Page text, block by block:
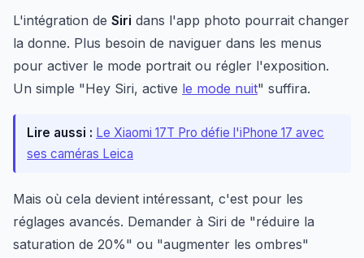
L'intégration de Siri dans l'app photo pourrait changer
la donne. Plus besoin de naviguer dans les menus
pour activer le mode portrait ou régler l'exposition.
Un simple "Hey Siri, active le mode nuit" suffira.
Lire aussi : Le Xiaomi 17T Pro défie l'iPhone 17 avec
ses caméras Leica
Mais où cela devient intéressant, c'est pour les
réglages avancés. Demander à Siri de "réduire la
saturation de 20%" ou "augmenter les ombres"